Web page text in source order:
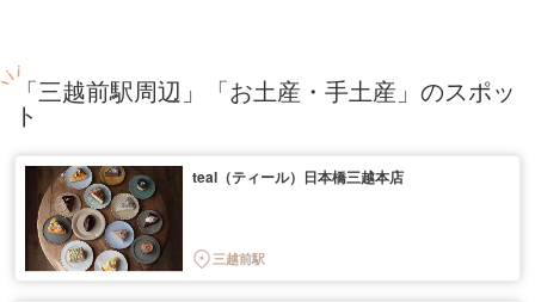
「三越前駅周辺」「お土産・手土産」のスポッ
ト
teal（ティール）日本橋三越本店
三越前駅